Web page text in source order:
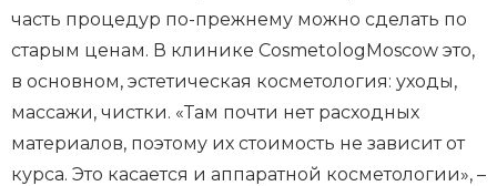
часть процедур по-прежнему можно сделать по
старым ценам. В клинике CosmetologMoscow это,
в основном, эстетическая косметология: уходы,
массажи, чистки. «Там почти нет расходных
материалов, поэтому их стоимость не зависит от
курса. Это касается и аппаратной косметологии», –